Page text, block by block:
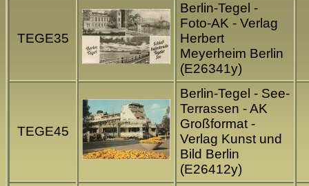
TEGE35
Berlin-Tegel -
Foto-AK - Verlag
Herbert
Meyerheim Berlin
(E26341y)
TEGE45
Berlin-Tegel - See-
Terrassen - AK
Großformat -
Verlag Kunst und
Bild Berlin
(E26412y)